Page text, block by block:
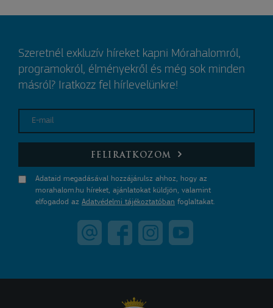
Szeretnél exkluzív híreket kapni Mórahalomról,
programokról, élményekről és még sok minden
másról? Iratkozz fel hírlevelünkre!
E-mail
FELIRATKOZOM
Adataid megadásával hozzájárulsz ahhoz, hogy az
morahalom.hu híreket, ajánlatokat küldjön, valamint
elfogadod az Adatvédelmi tájékoztatóban foglaltakat.